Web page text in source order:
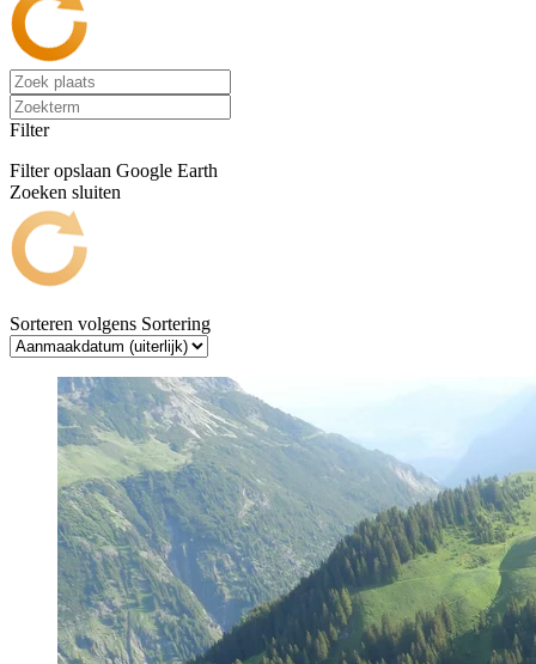
Filter
Filter opslaan Google Earth
Zoeken sluiten
Sorteren volgens Sortering